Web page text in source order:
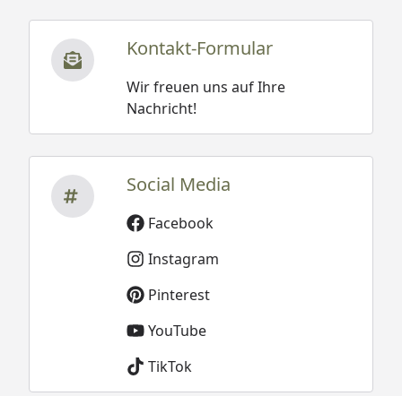
Kontakt-Formular
Wir freuen uns auf Ihre
Nachricht!
Social Media
Facebook
Instagram
Pinterest
YouTube
TikTok